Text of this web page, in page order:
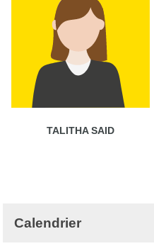
TALITHA SAID
Calendrier